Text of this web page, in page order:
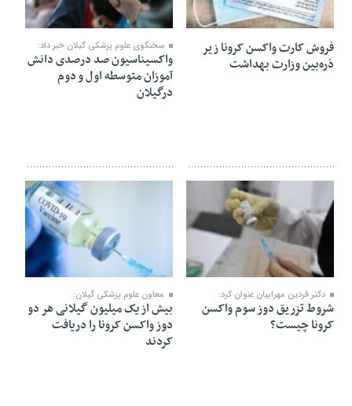
۱۳ آذر ۱۴۰۰
فروش کارت واکسن کرونا زیر
ذره‌بین وزارت بهداشت
۰۲ آذر ۱۴۰۰
سخنگوی علوم پزشکی گیلان خبر داد:
واکسیناسیون صد درصدی دانش
آموزان متوسطه اول و دوم
درگیلان
۱۶ آبان ۱۴۰۰
دکتر فردین مهرابیان عنوان کرد:
شروط تزریق دوز سوم واکسن
کرونا چیست؟
معاون علوم پزشکی گیلان:
بیش از یک میلیون گیلانی هر دو
دوز واکسن کرونا را دریافت
کردند